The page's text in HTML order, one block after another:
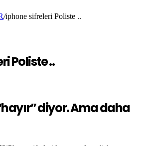
/iphone sifreleri Poliste ..
Poliste ..
diyor. Ama daha